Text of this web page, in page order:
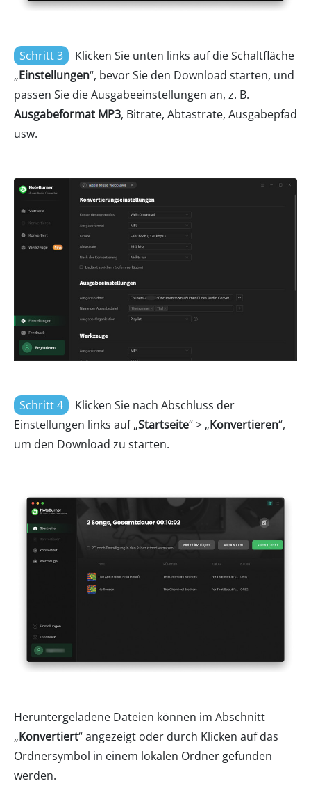
Schritt 3
Klicken Sie unten links auf die Schaltfläche
„Einstellungen“, bevor Sie den Download starten, und
passen Sie die Ausgabeeinstellungen an, z. B.
Ausgabeformat MP3, Bitrate, Abtastrate, Ausgabepfad
usw.
Schritt 4
Klicken Sie nach Abschluss der
Einstellungen links auf „Startseite“ > „Konvertieren“,
um den Download zu starten.
Heruntergeladene Dateien können im Abschnitt
„Konvertiert“ angezeigt oder durch Klicken auf das
Ordnersymbol in einem lokalen Ordner gefunden
werden.